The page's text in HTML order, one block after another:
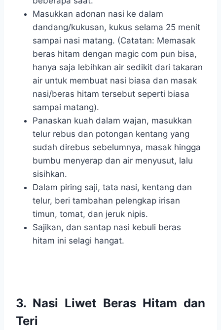
Masukkan adonan nasi ke dalam
dandang/kukusan, kukus selama 25 menit
sampai nasi matang. (Catatan: Memasak
beras hitam dengan magic com pun bisa,
hanya saja lebihkan air sedikit dari takaran
air untuk membuat nasi biasa dan masak
nasi/beras hitam tersebut seperti biasa
sampai matang).
Panaskan kuah dalam wajan, masukkan
telur rebus dan potongan kentang yang
sudah direbus sebelumnya, masak hingga
bumbu menyerap dan air menyusut, lalu
sisihkan.
Dalam piring saji, tata nasi, kentang dan
telur, beri tambahan pelengkap irisan
timun, tomat, dan jeruk nipis.
Sajikan, dan santap nasi kebuli beras
hitam ini selagi hangat.
3. Nasi Liwet Beras Hitam dan
Teri